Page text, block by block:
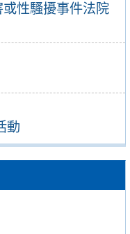
或性騷擾事件法院
動